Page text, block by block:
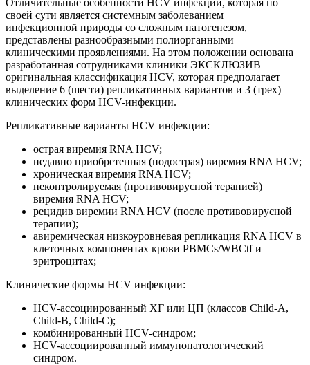
Отличительные особенности HCV инфекции, которая по
своей сути является системным заболеванием
инфекционной природы со сложным патогенезом,
представлены разнообразными полиорганными
клиническими проявлениями. На этом положении основана
разработанная сотрудниками клиники ЭКСКЛЮЗИВ
оригинальная классификация HCV, которая предполагает
выделение 6 (шести) репликативных вариантов и 3 (трех)
клинических форм HCV-инфекции.
Репликативные варианты HCV инфекции:
острая виремия RNA HCV;
недавно приобретенная (подострая) виремия RNA HCV;
хроническая виремия RNA HCV;
неконтролируемая (противовирусной терапией)
виремия RNA HCV;
рецидив виремии RNA HCV (после противовирусной
терапии);
авиремическая низкоуровневая репликация RNA HCV в
клеточных компонентах крови PBMCs/WBCtf и
эритроцитах;
Клинические формы HCV инфекции:
HCV-ассоциированный ХГ или ЦП (классов Child-A,
Child-B, Child-C);
комбинированный HCV-синдром;
HCV-ассоциированный иммунопатологический
синдром.